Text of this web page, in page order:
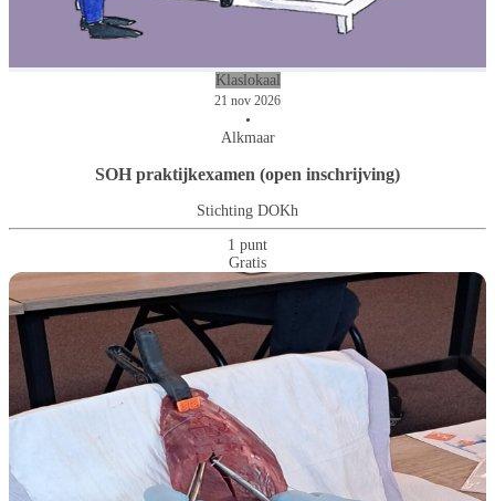
Klaslokaal
21 nov 2026
•
Alkmaar
SOH praktijkexamen (open inschrijving)
Stichting DOKh
1 punt
Gratis